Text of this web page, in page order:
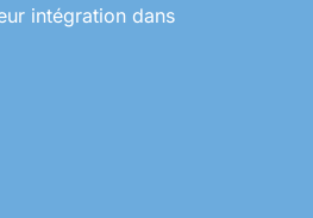
intégration dans